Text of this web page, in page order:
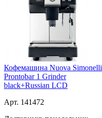
Кофемашина Nuova Simonelli
Prontobar 1 Grinder
black+Russian LCD
Арт. 141472